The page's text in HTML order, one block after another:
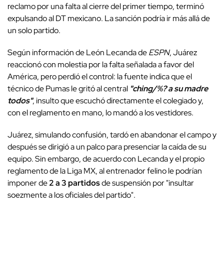
reclamo por una falta al cierre del primer tiempo, terminó
expulsando al DT mexicano. La sanción podría ir más allá de
un solo partido.
Según información de León Lecanda deESPN, Juárez
reaccionó con molestia por la falta señalada a favor del
América, pero perdió el control: la fuente indica que el
técnico de Pumas le gritó al central "ching/%? a su madre
todos", insulto que escuchó directamente el colegiado y,
con el reglamento en mano, lo mandó a los vestidores.
Juárez, simulando confusión, tardó en abandonar el campo y
después se dirigió a un palco para presenciar la caída de su
equipo. Sin embargo, de acuerdo con Lecanda y el propio
reglamento de la Liga MX, al entrenador felino le podrían
imponer de2 a 3 partidosde suspensión por "insultar
soezmente a los oficiales del partido".